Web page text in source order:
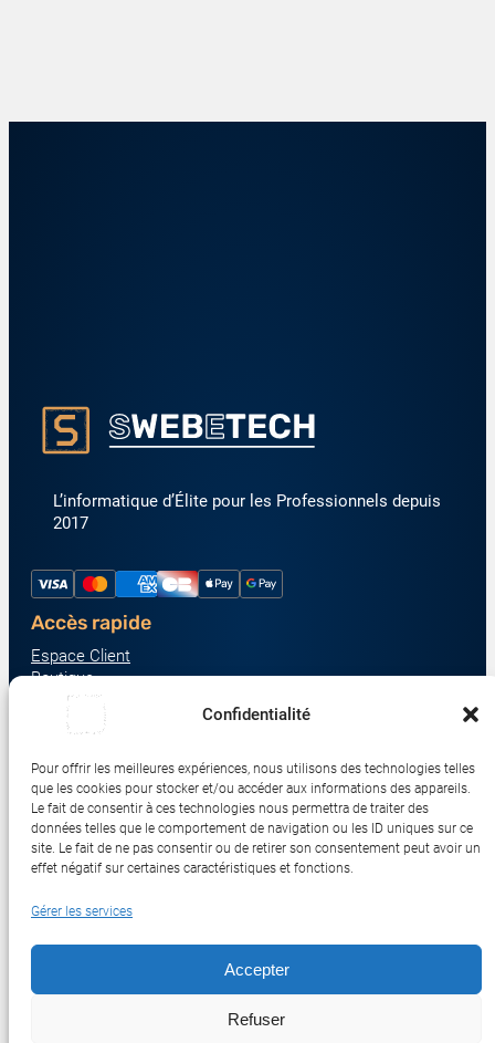
Confidentialité
Pour offrir les meilleures expériences, nous utilisons des technologies telles
que les cookies pour stocker et/ou accéder aux informations des appareils.
Le fait de consentir à ces technologies nous permettra de traiter des
données telles que le comportement de navigation ou les ID uniques sur ce
site. Le fait de ne pas consentir ou de retirer son consentement peut avoir un
effet négatif sur certaines caractéristiques et fonctions.
Gérer les services
Accepter
Refuser
L’informatique d’Élite pour les Professionnels depuis
2017
Accès rapide
Espace Client
Boutique
À propos
Nous contacter
Écrans & Moniteurs
Serveurs & Stockage
Impression & Consommables
Ordinateurs & Tablettes
Réseau & IoT
Conditions Générales de Vente